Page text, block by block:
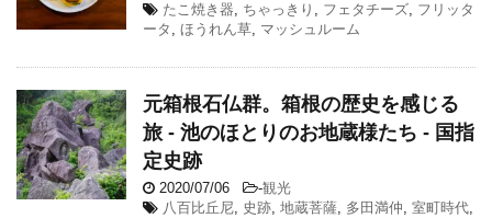
たこ焼き器, ちゃっきり , フェタチーズ, フリッタ
ータ , ほうれん草, マッシュルーム
元箱根石仏群。箱根の歴史を感じる
旅 - 池のほとりのお地蔵様たち - 国指
定史跡
2020/07/06 -観光
八百比丘尼, 史跡, 地蔵菩薩, 多田満仲, 室町時代,